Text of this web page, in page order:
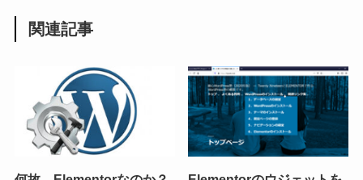
関連記事